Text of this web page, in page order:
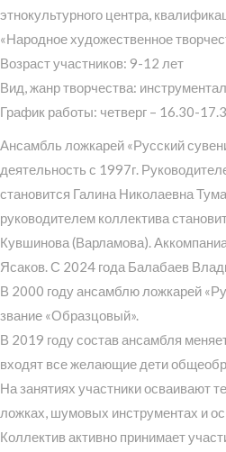
этнокультурного центра,
«Народное художественное
Возраст участников: 9-12 лет
Вид, жанр творчества:
График работы: четверг – 16.30-
Ансамбль ложкарей «Русский
деятельность с 1997г.
становится Галина Николаевна
руководителем коллектива
Кувшинова (Варламова).
Ясаков. С 2024 года Балабаев
В 2000 году ансамблю ложкарей
звание «Образцовый».
В 2019 году состав ансамбля
входят все желающие дети
На занятиях участники осваивают
ложках, шумовых инструментах и
Коллектив активно принимает